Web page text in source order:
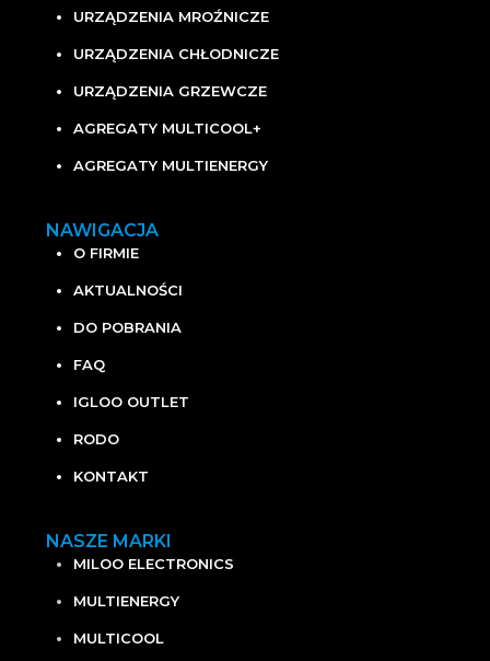
URZĄDZENIA MROŹNICZE
URZĄDZENIA CHŁODNICZE
URZĄDZENIA GRZEWCZE
AGREGATY MULTICOOL+
AGREGATY MULTIENERGY
NAWIGACJA
O FIRMIE
AKTUALNOŚCI
DO POBRANIA
FAQ
IGLOO OUTLET
RODO
KONTAKT
NASZE MARKI
MILOO ELECTRONICS
MULTIENERGY
MULTICOOL